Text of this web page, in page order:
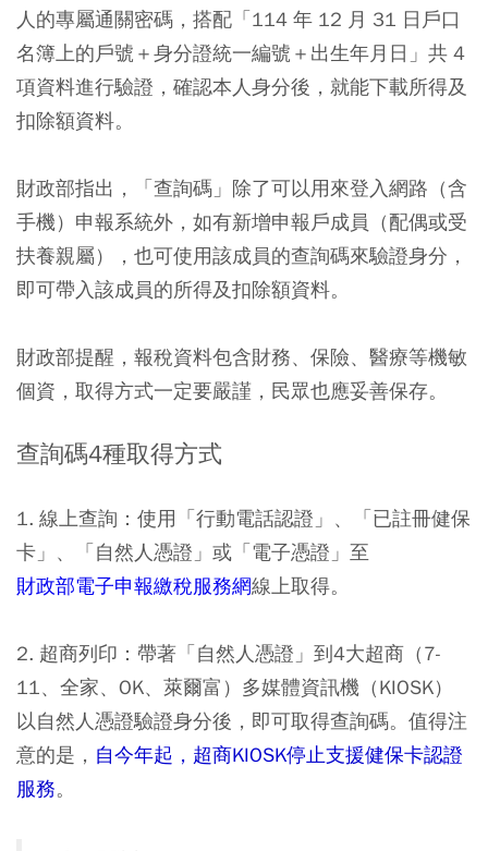
人的專屬通關密碼，搭配「114 年 12 月 31 日戶口
名簿上的戶號＋身分證統一編號＋出生年月日」共 4
項資料進行驗證，確認本人身分後，就能下載所得及
扣除額資料。
財政部指出，「查詢碼」除了可以用來登入網路（含
手機）申報系統外，如有新增申報戶成員（配偶或受
扶養親屬），也可使用該成員的查詢碼來驗證身分，
即可帶入該成員的所得及扣除額資料。
財政部提醒，報稅資料包含財務、保險、醫療等機敏
個資，取得方式一定要嚴謹，民眾也應妥善保存。
查詢碼4種取得方式
1. 線上查詢： 使用「行動電話認證」、「已註冊健保
卡」、「自然人憑證」或「電子憑證」至
財政部電子申報繳稅服務網線上取得。
2. 超商列印： 帶著「自然人憑證」到4大超商（7-
11、全家、OK、萊爾富）多媒體資訊機（KIOSK）
以自然人憑證驗證身分後，即可取得查詢碼。值得注
意的是， 自今年起，超商KIOSK停止支援健保卡認證
服務。